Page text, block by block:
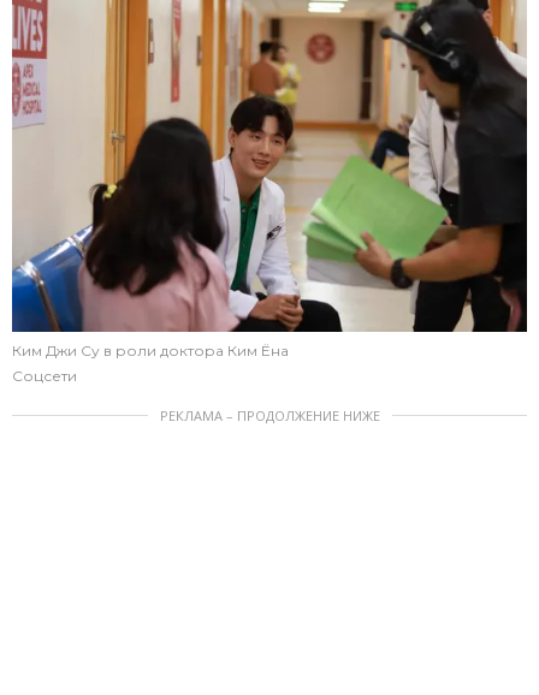
Ким Джи Су в роли доктора Ким Ёна
Соцсети
РЕКЛАМА – ПРОДОЛЖЕНИЕ НИЖЕ